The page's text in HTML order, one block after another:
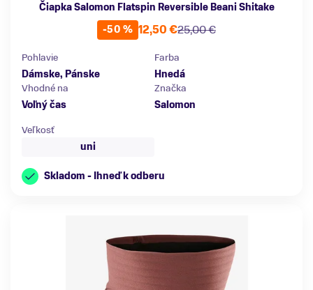
Čiapka Salomon Flatspin Reversible Beani Shitake
-50 %
25,00 €
12,50 €
Pohlavie
Dámske, Pánske
Farba
Hnedá
Vhodné na
Voľný čas
Značka
Salomon
Veľkosť
uni
Skladom - Ihneď k odberu